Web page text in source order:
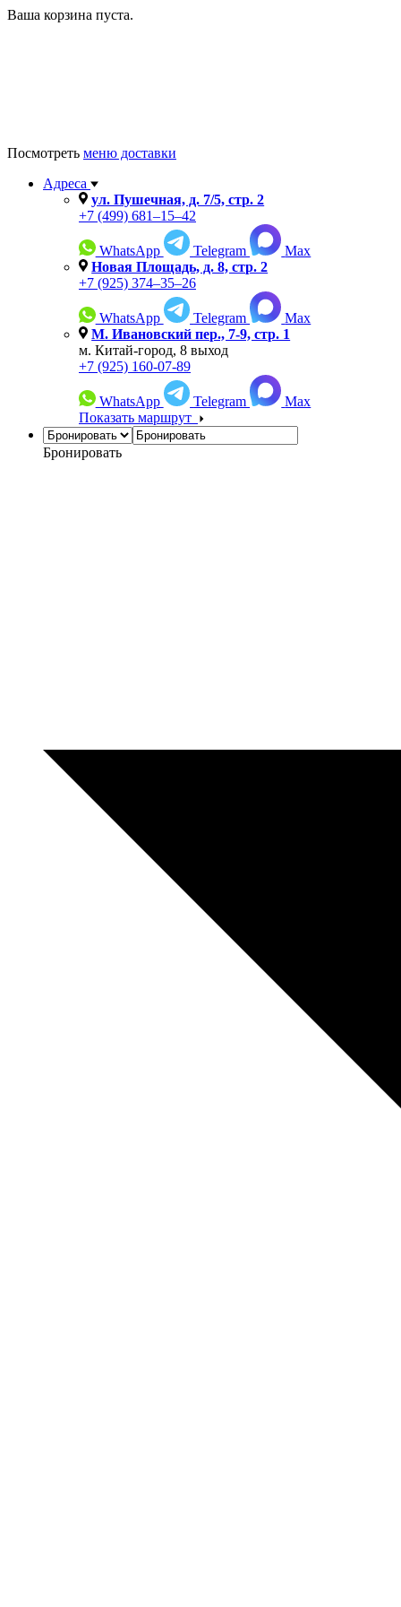
Ваша корзина пуста.
Посмотреть меню доставки
Адреса
ул. Пушечная, д. 7/5, стр. 2
+7 (499) 681–15–42
WhatsApp Telegram
Max
Новая Площадь, д. 8, стр. 2
+7 (925) 374–35–26
WhatsApp Telegram
Max
М. Ивановский пер., 7-9, cтр. 1
м. Китай-город, 8 выход
+7 (925) 160-07-89
WhatsApp Telegram
Max
Показать маршрут
Бронировать